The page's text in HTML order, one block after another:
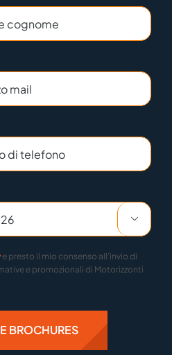

e presto il mio consenso all’invio di
e promozionali di Motorizzonti